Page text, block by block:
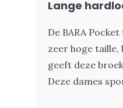
Lange
De BARA
zeer hoge
geeft deze
Deze dames